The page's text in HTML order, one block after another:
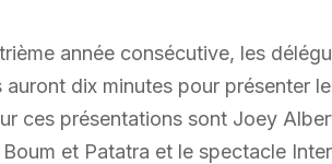
année consécutive, les
dix minutes pour présenter
ces présentations sont Joey
Boum et Patatra et le spectacle